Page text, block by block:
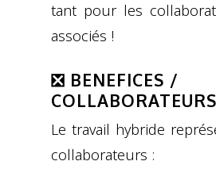
tant pour les
associés !
❎ BENEFICES /
Le travail hybride
collaborateurs :